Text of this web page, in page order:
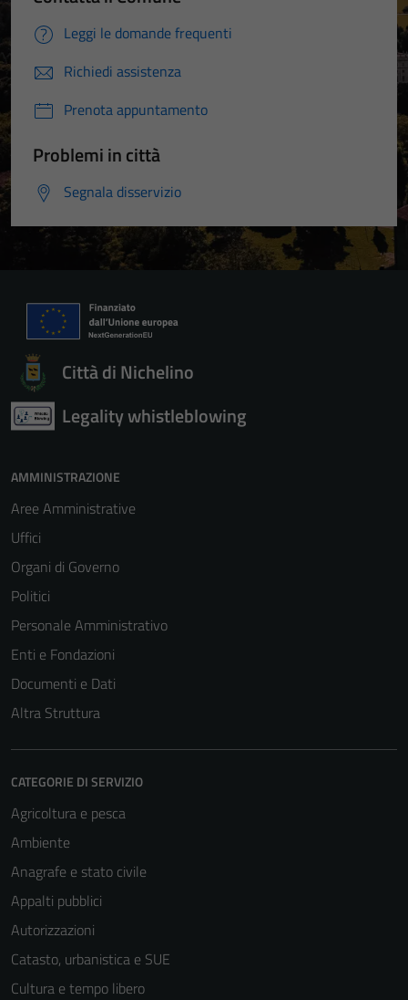
Leggi le domande frequenti
Richiedi assistenza
Prenota appuntamento
Problemi in città
Segnala disservizio
Città di Nichelino
Legality whistleblowing
AMMINISTRAZIONE
Aree Amministrative
Uffici
Organi di Governo
Politici
Personale Amministrativo
Enti e Fondazioni
Documenti e Dati
Altra Struttura
CATEGORIE DI SERVIZIO
Agricoltura e pesca
Ambiente
Anagrafe e stato civile
Appalti pubblici
Autorizzazioni
Catasto, urbanistica e SUE
Cultura e tempo libero